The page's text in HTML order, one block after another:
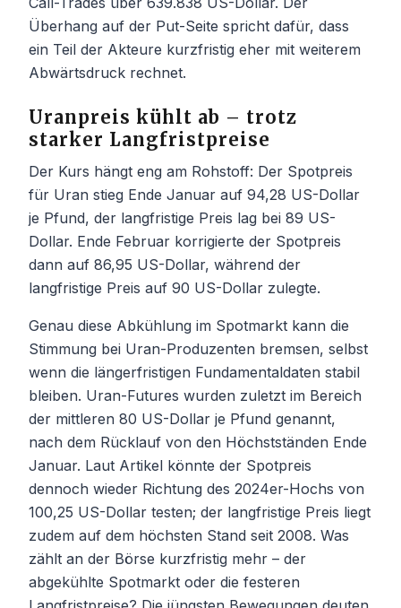
Überhang auf der Put-Seite spricht dafür, dass
ein Teil der Akteure kurzfristig eher mit weiterem
Abwärtsdruck rechnet.
Uranpreis kühlt ab – trotz
starker Langfristpreise
Der Kurs hängt eng am Rohstoff: Der Spotpreis
für Uran stieg Ende Januar auf 94,28 US-Dollar
je Pfund, der langfristige Preis lag bei 89 US-
Dollar. Ende Februar korrigierte der Spotpreis
dann auf 86,95 US-Dollar, während der
langfristige Preis auf 90 US-Dollar zulegte.
Genau diese Abkühlung im Spotmarkt kann die
Stimmung bei Uran-Produzenten bremsen, selbst
wenn die längerfristigen Fundamentaldaten stabil
bleiben. Uran-Futures wurden zuletzt im Bereich
der mittleren 80 US-Dollar je Pfund genannt,
nach dem Rücklauf von den Höchstständen Ende
Januar. Laut Artikel könnte der Spotpreis
dennoch wieder Richtung des 2024er-Hochs von
100,25 US-Dollar testen; der langfristige Preis liegt
zudem auf dem höchsten Stand seit 2008. Was
zählt an der Börse kurzfristig mehr – der
abgekühlte Spotmarkt oder die festeren